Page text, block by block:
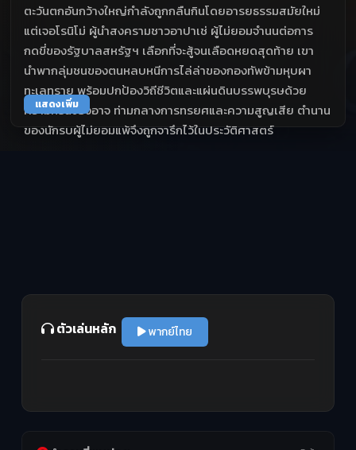
ตะวันตกอันกว้างใหญ่กำลังถูกกลืนกินโดยอารยธรรมสมัยใหม่
แต่เจอโรนิโม่ ผู้นำสงครามชาวอาปาเช่ ผู้ไม่ยอมจำนนต่อการ
กดขี่ของรัฐบาลสหรัฐฯ เลือกที่จะสู้จนเลือดหยดสุดท้าย เขา
นำพากลุ่มชนของตนหลบหนีการไล่ล่าของกองทัพข้ามหุบผา
ทะเลทราย พร้อมปกป้องวิถีชีวิตและแผ่นดินบรรพบุรษด้วย
ความทรนงองอาจ ท่ามกลางการทรยศและความสูญเสีย ตำนาน
ของนักรบผู้ไม่ยอมแพ้จึงถูกจารึกไว้ในประวัติศาสตร์
แสดงเพิ่ม
ตัวเล่นหลัก พากย์ไทย